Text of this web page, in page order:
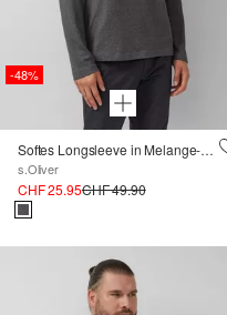
-48%
Softes Longsleeve in Melange-Optik
s.Oliver
CHF 25.95CHF 49.90